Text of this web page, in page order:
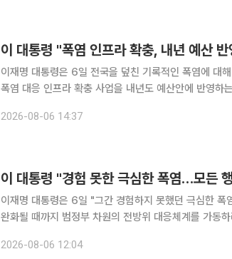
이 대통령 "폭염 인프라 확충, 내년 예산
이재명 대통령은 6일 전국을 덮친 기록적인 폭염에 대
폭염 대응 인프라 확충 사업을 내년도 예산안에 반영하
부 지역에 이어 수도권에도 처음으로 폭염 중대경보가
2026-08-06 14:37
이 대통령 "경험 못한 극심한 폭염…모든
이재명 대통령은 6일 "그간 경험하지 못했던 극심한 폭
완화될 때까지 범정부 차원의 전방위 대응체계를 가동
보던 폭염 상황이 우리의 현실이 되고 있다"며 "폭염이
2026-08-06 12:04